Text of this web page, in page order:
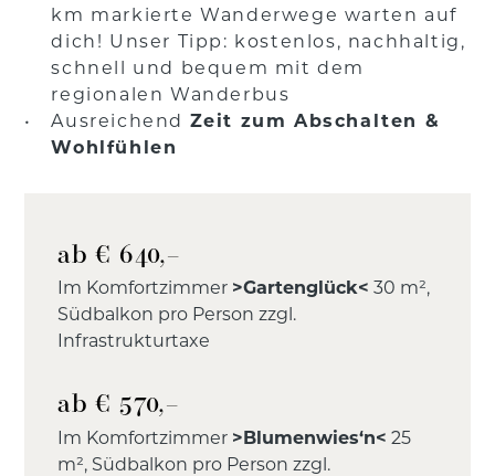
km markierte Wanderwege warten auf
dich! Unser Tipp: kostenlos, nachhaltig,
schnell und bequem mit dem
regionalen Wanderbus
Ausreichend Zeit zum Abschalten &
Wohlfühlen
ab € 640,–
Im Komfortzimmer >Gartenglück< 30 m²,
Südbalkon pro Person zzgl.
Infrastrukturtaxe
ab € 570,–
Im Komfortzimmer >Blumenwies‘n< 25
m², Südbalkon pro Person zzgl.